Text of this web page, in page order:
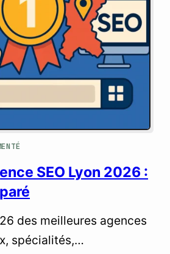
SEO Lyon 2026 :
des meilleures agences
spécialités,